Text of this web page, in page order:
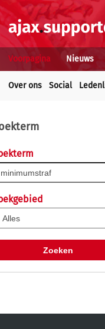
Voorpagina Nieuws
Over ons Social